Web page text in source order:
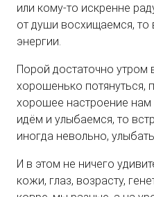
или кому-то искренне
от души восхищаемся, то
энергии.
Порой достаточно утром
хорошенько потянуться,
хорошее настроение
идём и улыбаемся, то
иногда невольно,
И в этом не ничего
кожи, глаз, возрасту,